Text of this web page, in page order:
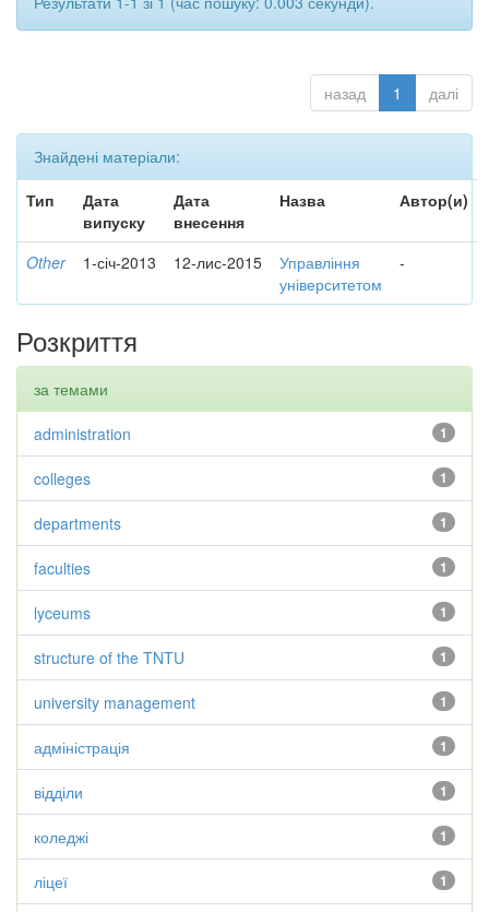
назад 1 далі
Знайдені матеріали:
Тип
Дата
випуску
Дата
внесення
Назва Автор(и)
Other 1-січ-2013 12-лис-2015
Управління
університетом
-
Розкриття
за темами
1
administration
1
colleges
1
departments
1
faculties
1
lyceums
1
structure of the TNTU
1
university management
1
адміністрація
1
відділи
1
коледжі
1
ліцеї